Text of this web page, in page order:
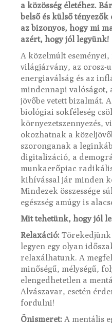
a közösség életéhez.
belső és külső
az bizonyos, hogy mi
azért, hogy jól legyünk!
A közelmúlt
világjárvány, az orosz-
energiaválság és az
mindennapi valóságot,
jövőbe vetett bizalmát.
biológiai sokféleség
környezetszennyezés,
okozhatnak a
szoronganak a
digitalizáció, a
munkaerőpiac
kihívással jár minden
Mindezek összessége
egészség amúgy is
Mit tehetünk, hogy jól
Relaxáció:
legyen egy olyan
relaxálhatunk. A
minőségű, mélységű,
elengedhetetlen a
Alvászavar, esetén
fordulni!
Önismeret: A mentális